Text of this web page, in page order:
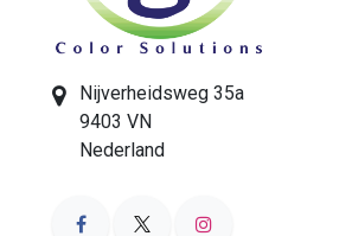
Nijverheidsweg 35a
9403 VN
Nederland